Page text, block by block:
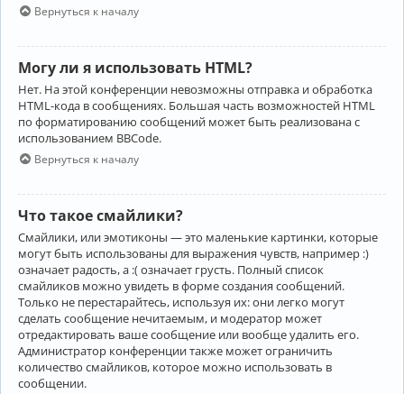
Вернуться к началу
Могу ли я использовать HTML?
Нет. На этой конференции невозможны отправка и обработка
HTML-кода в сообщениях. Большая часть возможностей HTML
по форматированию сообщений может быть реализована с
использованием BBCode.
Вернуться к началу
Что такое смайлики?
Смайлики, или эмотиконы — это маленькие картинки, которые
могут быть использованы для выражения чувств, например :)
означает радость, а :( означает грусть. Полный список
смайликов можно увидеть в форме создания сообщений.
Только не перестарайтесь, используя их: они легко могут
сделать сообщение нечитаемым, и модератор может
отредактировать ваше сообщение или вообще удалить его.
Администратор конференции также может ограничить
количество смайликов, которое можно использовать в
сообщении.